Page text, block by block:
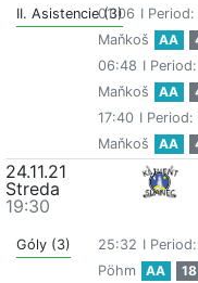
II. Asistencie (3)
01:06 I Period:
Maňkoš
AA
06:48 I Period:
Maňkoš
AA
17:40 I Period:
Maňkoš
AA
24.11.21
Streda
19:30
Góly (3) 25:32 I
Pöhm
AA 18